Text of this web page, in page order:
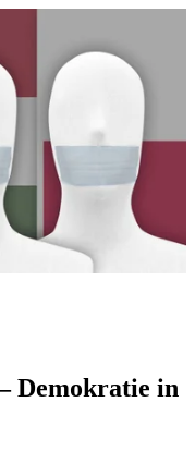
Demokratie in